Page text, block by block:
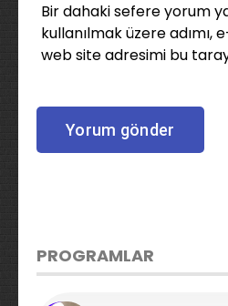
Bir dahaki sefere yorum
kullanılmak üzere
web site adresimi bu
PROGRAMLAR